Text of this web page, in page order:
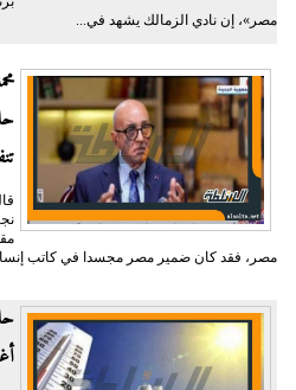
مصر»، إن نادي الزمالك يشهد في...
مصر، فقد كان ضمير مصر مجسدا في كاتب